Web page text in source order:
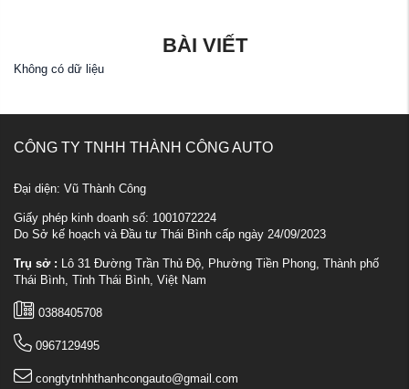
BÀI VIẾT
Không có dữ liệu
CÔNG TY TNHH THÀNH CÔNG AUTO
Đại diện: Vũ Thành Công
Giấy phép kinh doanh số: 1001072224
Do Sở kế hoạch và Đầu tư Thái Bình cấp ngày 24/09/2023
Trụ sở : Lô 31 Đường Trần Thủ Độ, Phường Tiền Phong, Thành phố
Thái Bình, Tỉnh Thái Bình, Việt Nam
0388405708
0967129495
congtytnhhthanhcongauto@gmail.com